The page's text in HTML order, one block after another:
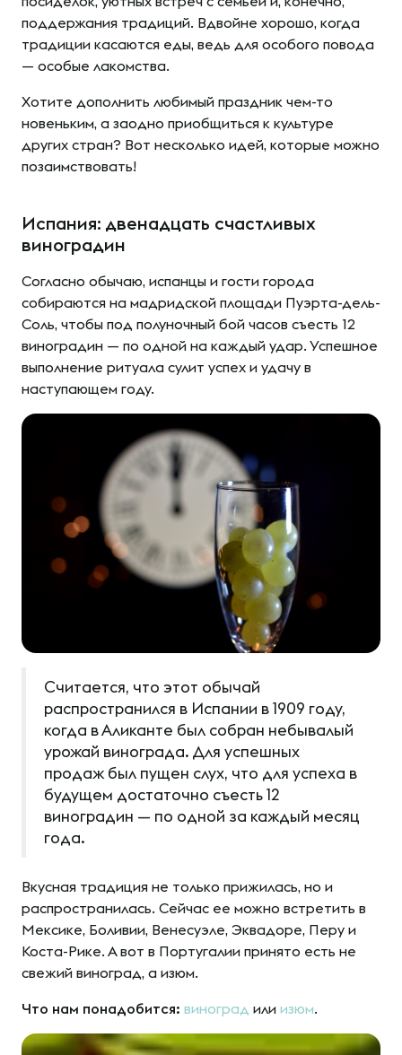
поддержания традиций. Вдвойне хорошо, когда
традиции касаются еды, ведь для особого повода
— особые лакомства.
Хотите дополнить любимый праздник чем-то
новеньким, а заодно приобщиться к культуре
других стран? Вот несколько идей, которые можно
позаимствовать!
Испания: двенадцать счастливых
виноградин
Согласно обычаю, испанцы и гости города
собираются на мадридской площади Пуэрта-дель-
Соль, чтобы под полуночный бой часов съесть 12
виноградин — по одной на каждый удар. Успешное
выполнение ритуала сулит успех и удачу в
наступающем году.
Считается, что этот обычай
распространился в Испании в 1909 году,
когда в Аликанте был собран небывалый
урожай винограда. Для успешных
продаж был пущен слух, что для успеха в
будущем достаточно съесть 12
виноградин — по одной за каждый месяц
года.
Вкусная традиция не только прижилась, но и
распространилась. Сейчас ее можно встретить в
Мексике, Боливии, Венесуэле, Эквадоре, Перу и
Коста-Рике. А вот в Португалии принято есть не
свежий виноград, а изюм.
Что нам понадобится: виноград или изюм.